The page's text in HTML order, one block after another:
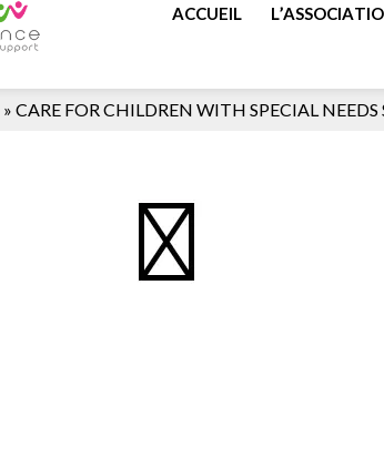
ACCUEIL
» CARE FOR CHILDREN WITH SPECIAL